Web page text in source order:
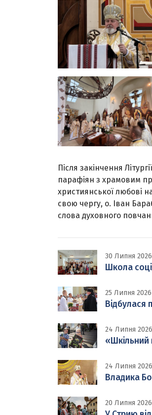
Після закінчення
парафіян з храмовим
християнської любові
свою чергу, о. Іван
слова духовного
30 Липня 2026
Школа
25 Липня 2026
Відбулася
24 Липня 2026
«Шкільний
24 Липня 2026
Владика
20 Липня 2026